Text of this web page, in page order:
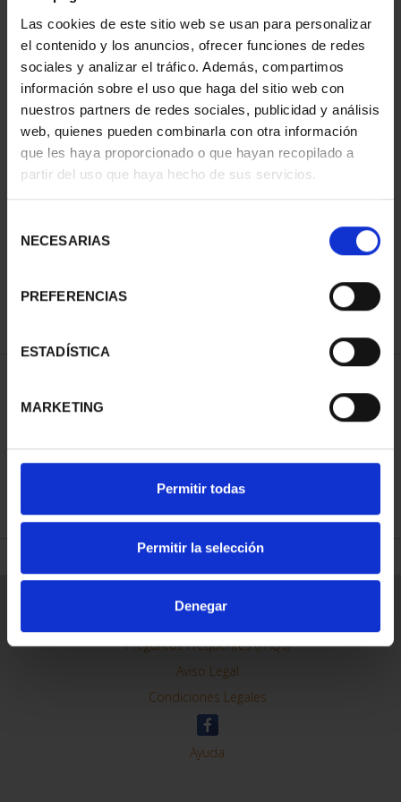
Las cookies de este sitio web se usan para personalizar
el contenido y los anuncios, ofrecer funciones de redes
sociales y analizar el tráfico. Además, compartimos
información sobre el uso que haga del sitio web con
nuestros partners de redes sociales, publicidad y análisis
web, quienes pueden combinarla con otra información
que les haya proporcionado o que hayan recopilado a
partir del uso que haya hecho de sus servicios.
NECESARIAS
PREFERENCIAS
ESTADÍSTICA
MARKETING
Permitir todas
Permitir la selección
Denegar
CAPITALES DE
PROVINCIA COLECCION
3.796,00 €
REFINAR
Información General
Contacto
Preguntas Frequentes (FAQs)
Aviso Legal
Condiciones Legales
Ayuda